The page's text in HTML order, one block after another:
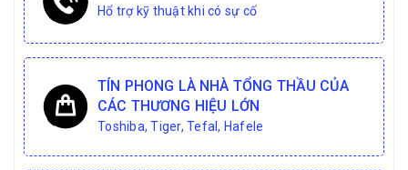
Hổ trợ kỹ thuật khi có sự cố
TÍN PHONG LÀ NHÀ TỔNG THẦU CỦA
CÁC THƯƠNG HIỆU LỚN
Toshiba, Tiger, Tefal, Hafele